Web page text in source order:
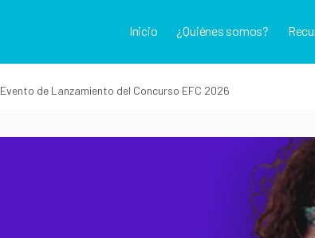
Inicio ¿Quiénes somos?
Evento de Lanzamiento del Concurso EFC 2026